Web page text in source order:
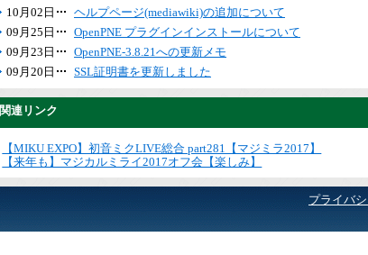
10月02日
ヘルプページ(mediawiki)の追加について
09月25日
OpenPNE プラグインインストールについて
09月23日
OpenPNE-3.8.21への更新メモ
09月20日
SSL証明書を更新しました
関連リンク
【MIKU EXPO】初音ミクLIVE総合 part281【マジミラ2017】
【来年も】マジカルミライ2017オフ会【楽しみ】
プライバ